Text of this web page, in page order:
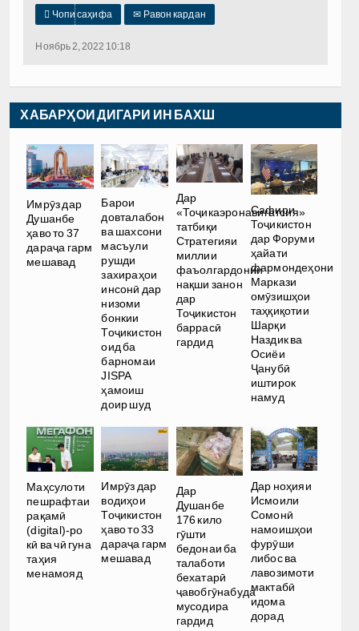
 Чопи саҳифа ✉ Равон кардан
Ноябрь 2, 2022 10:18
ХАБАРҲОИ ДИГАРИ ИН БАХШ
Имрӯз дар
Душанбе
ҳаво то 37
дараҷа гарм
мешавад
Барои
довталабон
ва шахсони
масъули
рушди
захираҳои
инсонӣ дар
низоми
бонкии
Тоҷикистон
оид ба
барномаи
JISPA
ҳамоиш
доир шуд
Дар
«Тоҷикаэронавигатсия»
татбиқи
Стратегияи
миллии
фаъолгардонии
нақши занон
дар
Тоҷикистон
баррасӣ
гардид
Сафири
Тоҷикистон
дар Форуми
ҳайати
фармондеҳони
Маркази
омӯзишҳои
таҳқиқотии
Шарқи
Наздик ва
Осиёи
Ҷанубӣ
иштирок
намуд
Маҳсулоти
пешрафтаи
рақамӣ
(digital)-ро
кӣ ва чӣ гуна
таҳия
менамояд
Имрӯз дар
водиҳои
Тоҷикистон
ҳаво то 33
дараҷа гарм
мешавад
Дар
Душанбе
176 кило
гӯшти
бедонаи ба
талаботи
бехатарӣ
ҷавобгӯнабуда
мусодира
гардид
Дар ноҳияи
Исмоили
Сомонӣ
намоишҳои
фурӯши
либос ва
лавозимоти
мактабӣ
идома
дорад